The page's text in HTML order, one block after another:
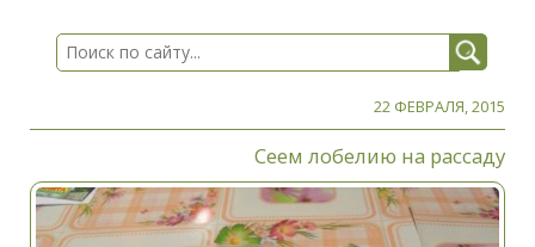
22 ФЕВРАЛЯ, 2015
Сеем лобелию на рассаду